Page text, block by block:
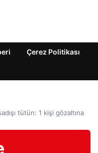
Çerez Politikası
tütün: 1 kişi gözaltına